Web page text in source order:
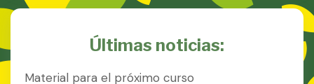
Últimas noticias:
Material para el próximo curso